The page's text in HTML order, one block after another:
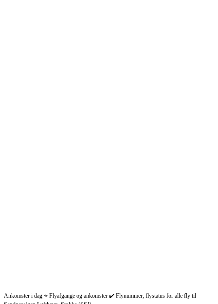
Ankomster i dag ⭐ Flyafgange og ankomster ✔️ Flynummer, flystatus for alle fly til